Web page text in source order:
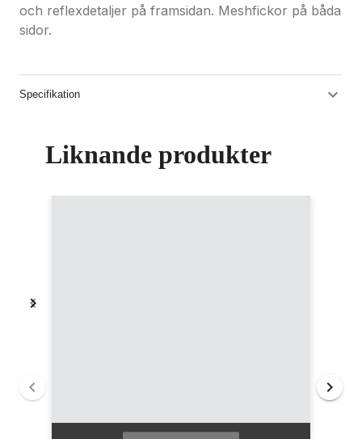
och reflexdetaljer på framsidan. Meshfickor på båda
sidor.
Specifikation
Liknande produkter